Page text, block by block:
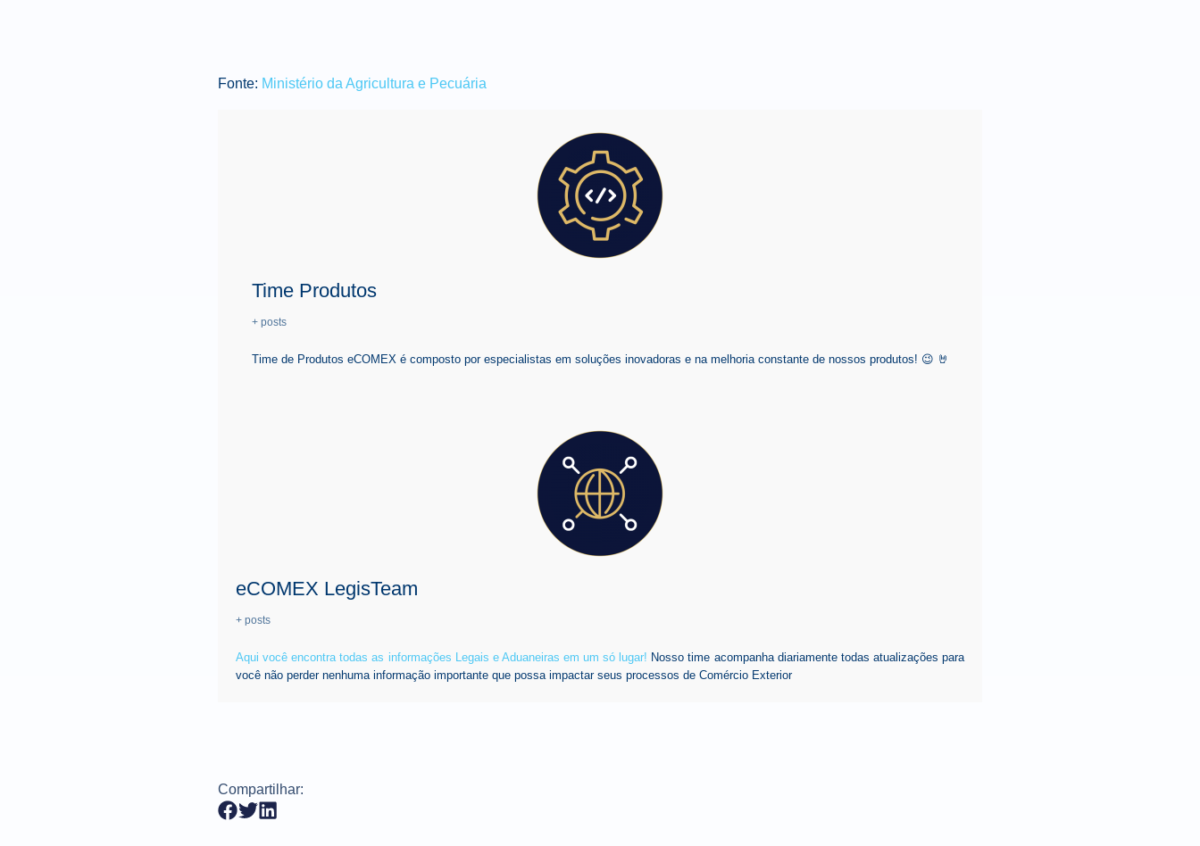
Fonte: Ministério da Agricultura e Pecuária
Time Produtos
+ posts
Time de Produtos eCOMEX é composto por especialistas em soluções inovadoras e na melhoria constante de nossos produtos! 😉 🤘
eCOMEX LegisTeam
+ posts
Aqui você encontra todas as informações Legais e Aduaneiras em um só lugar! Nosso time acompanha diariamente todas atualizações para
você não perder nenhuma informação importante que possa impactar seus processos de Comércio Exterior
Compartilhar: